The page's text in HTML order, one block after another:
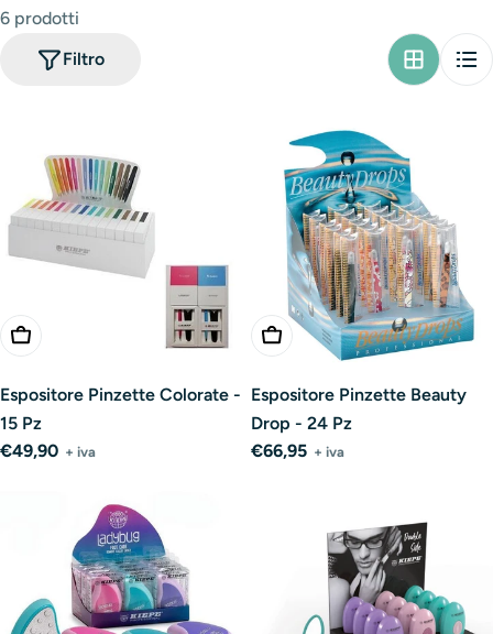
6 prodotti
Filtro
Aggiungi Al Carrello
Espositore Pinzette Colorate -
15 Pz
Prezzo
€49,90 + iva
Aggiungi Al Carrello
Espositore Pinzette Beauty
Drop - 24 Pz
Prezzo
€66,95 + iva